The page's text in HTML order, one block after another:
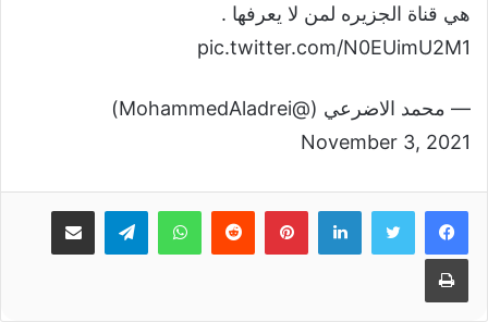
هي قناة الجزيره لمن لا يعرفها .
pic.twitter.com/N0EUimU2M1
— محمد الاضرعي (@MohammedAladrei)
November 3, 2021
لينكدإنبينتيريست واتسابتيلقرام مشاركة عبر البريد
طباعة